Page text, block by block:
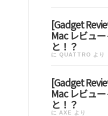
[Gadget
Mac レビュ
と！？
に QUATTRO より
[Gadget
Mac レビュ
と！？
に AXE より